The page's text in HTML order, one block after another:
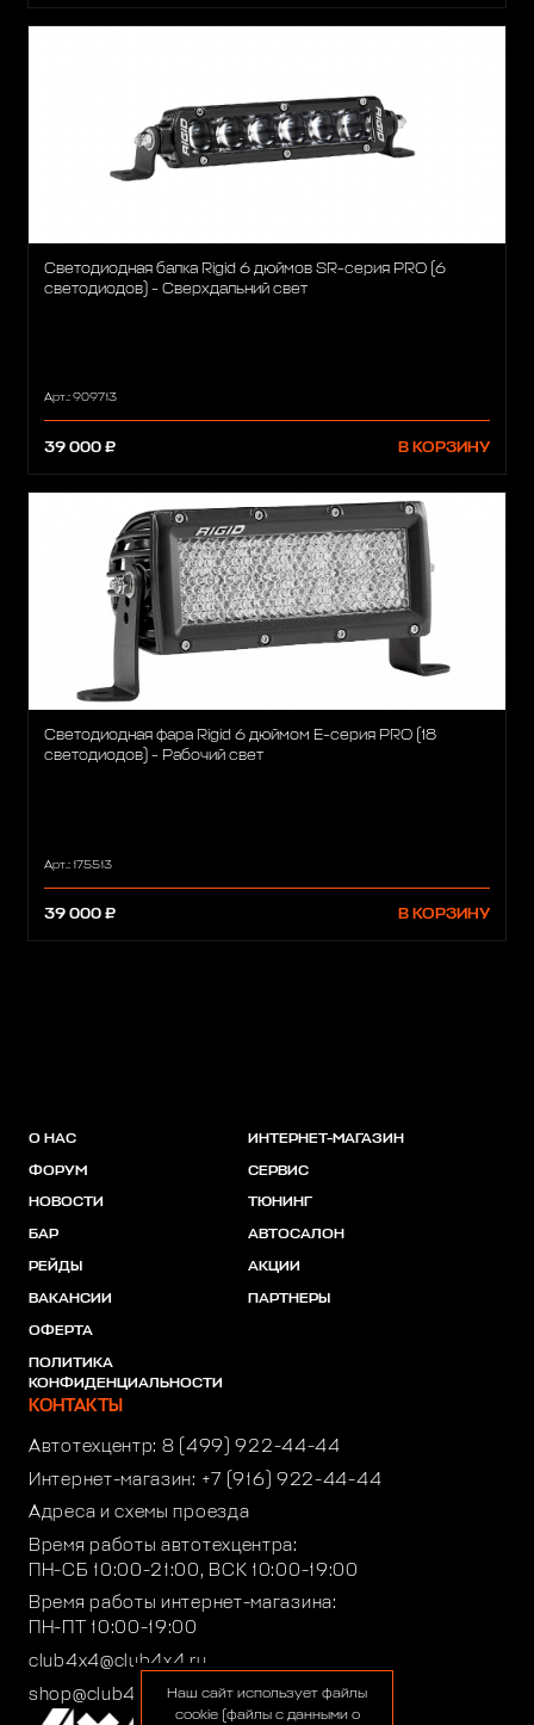
Светодиодная балка Rigid 6 дюймов SR-серия PRO (6
светодиодов) - Сверхдальний свет
Арт.: 909713
39 000 ₽ В КОРЗИНУ
Светодиодная фара Rigid 6 дюймом Е-серия PRO (18
светодиодов) - Рабочий свет
Арт.: 175513
39 000 ₽ В КОРЗИНУ
О НАС
ФОРУМ
НОВОСТИ
БАР
РЕЙДЫ
ВАКАНСИИ
ОФЕРТА
ПОЛИТИКА
КОНФИДЕНЦИАЛЬНОСТИ
ИНТЕРНЕТ-МАГАЗИН
СЕРВИС
ТЮНИНГ
АВТОСАЛОН
АКЦИИ
ПАРТНЕРЫ
КОНТАКТЫ
Автотехцентр: 8 (499) 922-44-44
Интернет-магазин: +7 (916) 922-44-44
Адреса и схемы проезда
Время работы автотехцентра:
ПН-СБ 10:00-21:00, ВСК 10:00-19:00
Время работы интернет-магазина:
ПН-ПТ 10:00-19:00
club4x4@club4x4.ru
shop@club4x4.ruНаш сайт использует файлы
cookie (файлы с данными о